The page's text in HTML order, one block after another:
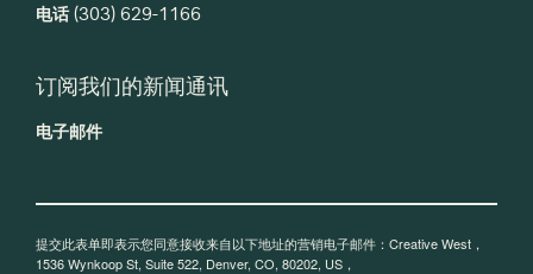
电话(303) 629-1166
订阅我们的新闻通讯
电子邮件
提交此表单即表示您同意接收来自以下地址的营销电子邮件：Creative West，
1536 Wynkoop St, Suite 522, Denver, CO, 80202, US，